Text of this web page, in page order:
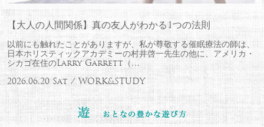
【大人の人間関係】真の友人がわかる1つの法則
以前にも触れたことがありますが、私が尊敬する催眠療法の師は、
日本ホリスティックアカデミーの村井啓一先生の他に、アメリカ・
シカゴ在住のLarry Garrett（…
2026.06.20 Sat / WORK&STUDY